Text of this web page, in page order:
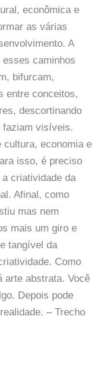
econômica e
as várias
A
caminhos
bifurcam,
entre conceitos,
descortinando
faziam visíveis.
cultura, economia e
isso, é preciso
criatividade da
Afinal, como
mas nem
mais um giro e
tangível da
Como
arte abstrata. Você
Depois pode
– Trecho